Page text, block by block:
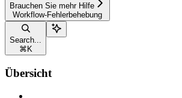
Brauchen Sie mehr Hilfe
Workflow-Fehlerbehebung
Search...
⌘ K
Übersicht